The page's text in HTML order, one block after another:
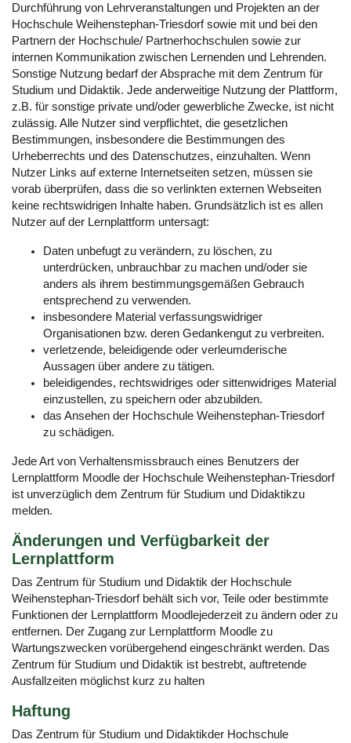
Durchführung von Lehrveranstaltungen und Projekten an der
Hochschule Weihenstephan-Triesdorf sowie mit und bei den
Partnern der Hochschule/ Partnerhochschulen sowie zur
internen Kommunikation zwischen Lernenden und Lehrenden.
Sonstige Nutzung bedarf der Absprache mit dem Zentrum für
Studium und Didaktik. Jede anderweitige Nutzung der Plattform,
z.B. für sonstige private und/oder gewerbliche Zwecke, ist nicht
zulässig. Alle Nutzer sind verpflichtet, die gesetzlichen
Bestimmungen, insbesondere die Bestimmungen des
Urheberrechts und des Datenschutzes, einzuhalten. Wenn
Nutzer Links auf externe Internetseiten setzen, müssen sie
vorab überprüfen, dass die so verlinkten externen Webseiten
keine rechtswidrigen Inhalte haben. Grundsätzlich ist es allen
Nutzer auf der Lernplattform untersagt:
Daten unbefugt zu verändern, zu löschen, zu
unterdrücken, unbrauchbar zu machen und/oder sie
anders als ihrem bestimmungsgemäßen Gebrauch
entsprechend zu verwenden.
insbesondere Material verfassungswidriger
Organisationen bzw. deren Gedankengut zu verbreiten.
verletzende, beleidigende oder verleumderische
Aussagen über andere zu tätigen.
beleidigendes, rechtswidriges oder sittenwidriges Material
einzustellen, zu speichern oder abzubilden.
das Ansehen der Hochschule Weihenstephan-Triesdorf
zu schädigen.
Jede Art von Verhaltensmissbrauch eines Benutzers der
Lernplattform Moodle der Hochschule Weihenstephan-Triesdorf
ist unverzüglich dem Zentrum für Studium und Didaktikzu
melden.
Änderungen und Verfügbarkeit der
Lernplattform
Das Zentrum für Studium und Didaktik der Hochschule
Weihenstephan-Triesdorf behält sich vor, Teile oder bestimmte
Funktionen der Lernplattform Moodlejederzeit zu ändern oder zu
entfernen. Der Zugang zur Lernplattform Moodle zu
Wartungszwecken vorübergehend eingeschränkt werden. Das
Zentrum für Studium und Didaktik ist bestrebt, auftretende
Ausfallzeiten möglichst kurz zu halten
Haftung
Das Zentrum für Studium und Didaktikder Hochschule